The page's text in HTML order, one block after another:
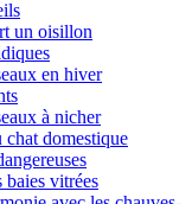
un oisillon
en hiver
à nicher
chat domestique
baies vitrées